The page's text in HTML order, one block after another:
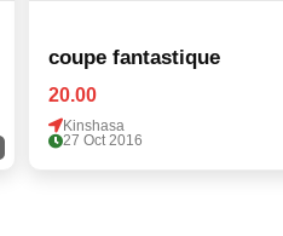
coupe fantastique
20.00
Kinshasa
27 Oct 2016